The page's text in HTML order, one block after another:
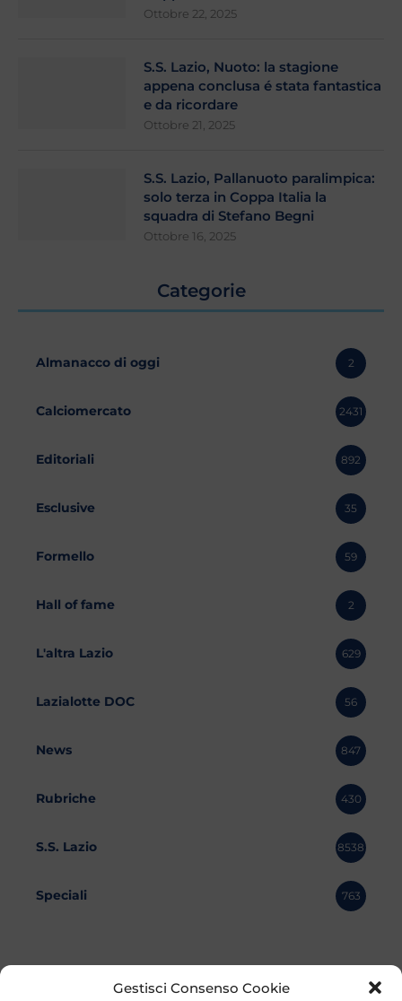
Gestisci Consenso Cookie
Ottobre 22, 2025
S.S. Lazio, Nuoto: la stagione
appena conclusa é stata fantastica
e da ricordare
Ottobre 21, 2025
S.S. Lazio, Pallanuoto paralimpica:
solo terza in Coppa Italia la
squadra di Stefano Begni
Ottobre 16, 2025
Categorie
Almanacco di oggi 2
Calciomercato 2431
Editoriali 892
Esclusive 35
Formello 59
Hall of fame 2
L'altra Lazio 629
Lazialotte DOC 56
News 847
Rubriche 430
S.S. Lazio 8538
Speciali 763